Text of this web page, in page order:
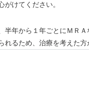
がけてください。
年から１年ごとにＭＲ
れるため、治療を考えた方